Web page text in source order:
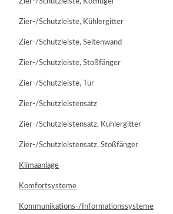
Zier-/Schutzleiste, Kotflügel
Zier-/Schutzleiste, Kühlergitter
Zier-/Schutzleiste, Seitenwand
Zier-/Schutzleiste, Stoßfänger
Zier-/Schutzleiste, Tür
Zier-/Schutzleistensatz
Zier-/Schutzleistensatz, Kühlergitter
Zier-/Schutzleistensatz, Stoßfänger
Klimaanlage
Komfortsysteme
Kommunikations-/Informationssysteme